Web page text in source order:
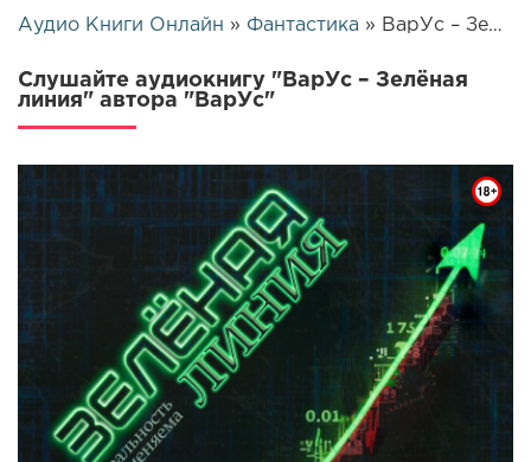
Аудио Книги Онлайн » Фантастика » ВарУс – Зелёная линия | 25743
Слушайте аудиокнигу "ВарУс – Зелёная
линия" автора "ВарУс"